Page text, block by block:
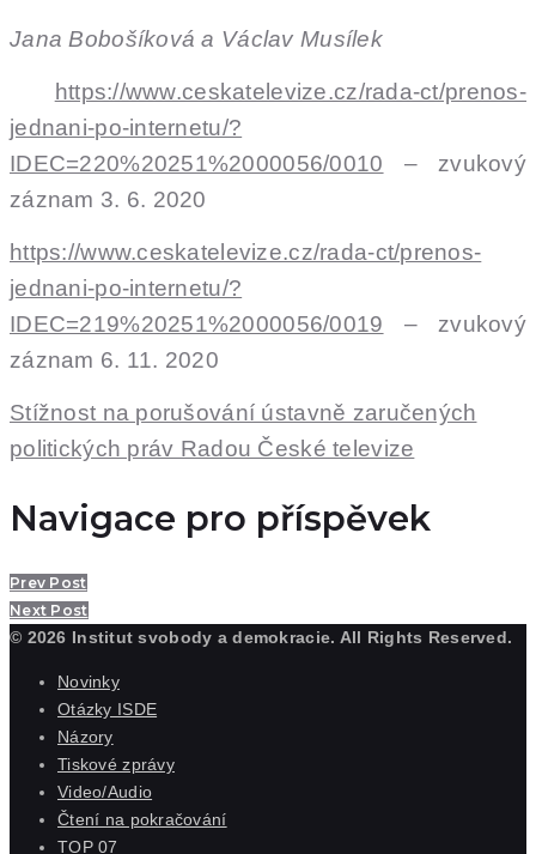
Jana Bobošíková a Václav Musílek
https://www.ceskatelevize.cz/rada-ct/prenos-
jednani-po-internetu/?
IDEC=220%20251%2000056/0010 – zvukový
záznam 3. 6. 2020
https://www.ceskatelevize.cz/rada-ct/prenos-
jednani-po-internetu/?
IDEC=219%20251%2000056/0019 – zvukový
záznam 6. 11. 2020
Stížnost na porušování ústavně zaručených
politických práv Radou České televize
Navigace pro příspěvek
Prev Post
Next Post
© 2026 Institut svobody a demokracie. All Rights Reserved.
Novinky
Otázky ISDE
Názory
Tiskové zprávy
Video/Audio
Čtení na pokračování
TOP 07